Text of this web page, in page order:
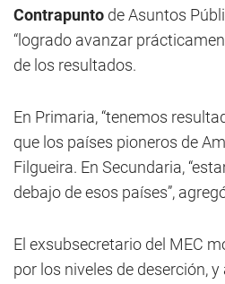
Contrapunto de Asuntos
“logrado avanzar
de los resultados.
En Primaria, “tenemos
que los países pioneros de
Filgueira. En Secundaria,
debajo de esos países”,
El exsubsecretario del MEC
por los niveles de deserción,